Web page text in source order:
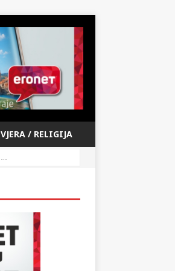
VJERA / RELIGIJA